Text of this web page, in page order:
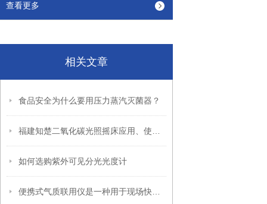
查看更多
相关文章
食品安全为什么要用压力蒸汽灭菌器？
如何选购紫外可见分光光度计